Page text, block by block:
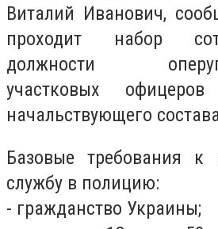
Виталий Иванович,
проходит набор
должности
участковых
начальствующего
Базовые требования к
службу в полицию:
- гражданство Украины;